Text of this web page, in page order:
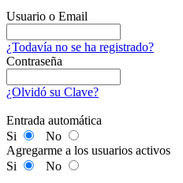
Usuario o Email
¿Todavía no se ha registrado?
Contraseña
¿Olvidó su Clave?
Entrada automática
Si
No
Agregarme a los usuarios activos
Si
No